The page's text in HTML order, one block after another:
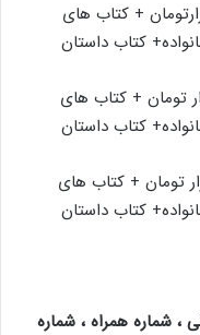
+ هدیه نقدی ۴۰۰ هزارتومان + کتاب های
کتاب داستان
+ هدیه نقدی ۳۰۰ هزار تومان + کتاب های
کتاب داستان
+ هدیه نقدی ۲۰۰ هزار تومان + کتاب های
کتاب داستان
، شماره همراه ، شماره